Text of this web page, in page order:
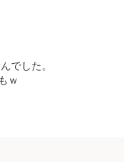
でした。
ｗ